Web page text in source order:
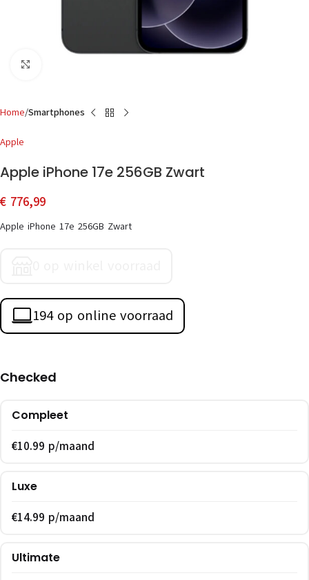
Home Smartphones
Apple
Apple iPhone 17e 256GB Zwart
€ 776,99
Apple iPhone 17e 256GB Zwart
194 op online voorraad
Checked
Compleet
€10.99 p/maand
Luxe
€14.99 p/maand
Ultimate